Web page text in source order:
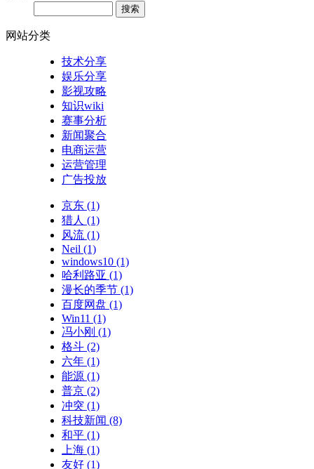
网站分类
技术分享
娱乐分享
影视攻略
知识wiki
赛事分析
新闻聚合
电商运营
运营管理
广告投放
京东 (1)
猎人 (1)
风流 (1)
Neil (1)
windows10 (1)
哈利路亚 (1)
漫长的季节 (1)
百度网盘 (1)
Win11 (1)
冯小刚 (1)
格斗 (2)
六年 (1)
能源 (1)
普京 (2)
冲突 (1)
科技新闻 (8)
和平 (1)
上海 (1)
友好 (1)